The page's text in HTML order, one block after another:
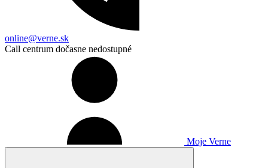
online@verne.sk
Call centrum dočasne nedostupné
Moje Verne